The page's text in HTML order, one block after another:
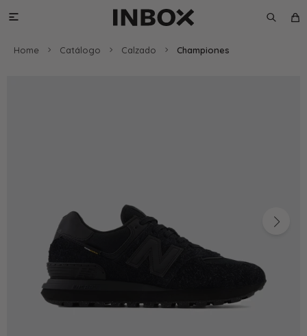

Home Catálogo Calzado Championes